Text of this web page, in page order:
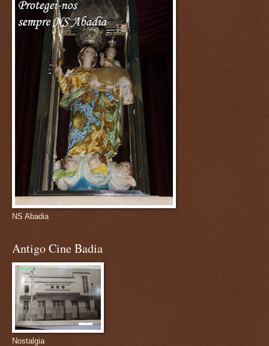
NS Abadia
Antigo Cine Badia
Nostalgia